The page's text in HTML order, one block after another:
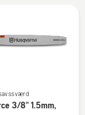
3/8" 1.5mm,